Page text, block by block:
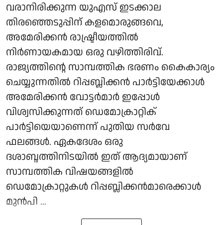
വരാനിരിക്കുന്ന യുഎസ് ഇടക്കാല
തിരഞ്ഞെടുപ്പിന് കളമൊരുങ്ങവെ,
അമേരിക്കൻ രാഷ്ട്രീയത്തിൽ
നിർണായകമായ ഒരു വഴിത്തിരിവ്.
രാജ്യത്തിന്റെ സാമ്പത്തിക ഭരണം കൈകാര്യം
ചെയ്യുന്നതിൽ റിപ്പബ്ലിക്കൻ പാർട്ടിയേക്കാൾ
അമേരിക്കൻ വോട്ടർമാർ ഇപ്പോൾ
വിശ്വസിക്കുന്നത് ഡെമോക്രാറ്റിക്
പാർട്ടിയെയാണെന്ന് പുതിയ സർവേ
ഫലങ്ങൾ. ഏകദേശം ഒരു
ദശാബ്ദത്തിനിടയിൽ ഇത് ആദ്യമായാണ്
സാമ്പത്തിക വിഷയങ്ങളിൽ
ഡെമോക്രാറ്റുകൾ റിപ്പബ്ലിക്കൻമാരെക്കാൾ
മുൻപി ...